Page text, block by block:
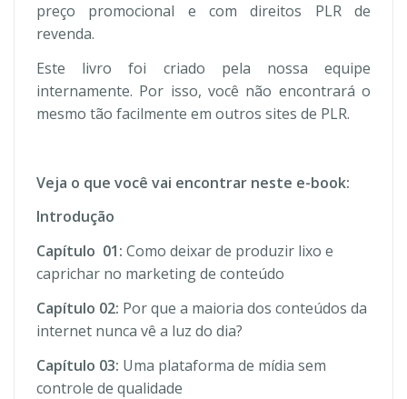
preço promocional e com direitos PLR de
revenda.
Este livro foi criado pela nossa equipe
internamente. Por isso, você não encontrará o
mesmo tão facilmente em outros sites de PLR.
Veja o que você vai encontrar neste e-book:
Introdução
Capítulo 01: Como deixar de produzir lixo e
caprichar no marketing de conteúdo
Capítulo 02: Por que a maioria dos conteúdos da
internet nunca vê a luz do dia?
Capítulo 03: Uma plataforma de mídia sem
controle de qualidade